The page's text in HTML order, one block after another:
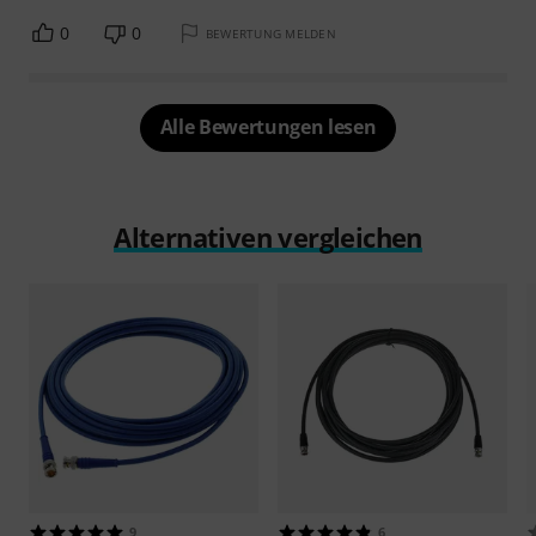
0 0 BEWERTUNG MELDEN
Alle Bewertungen lesen
Alternativen vergleichen
9 6